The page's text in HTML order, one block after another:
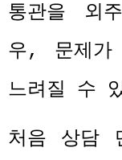
통관을 외
우, 문제
느려질 수
처음 상담